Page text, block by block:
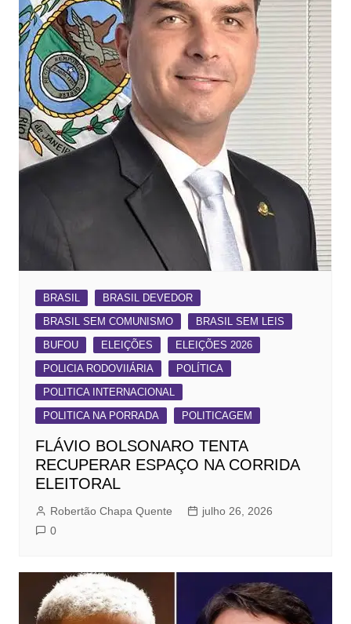
BRASIL
BRASIL DEVEDOR
BRASIL SEM COMUNISMO
BRASIL SEM LEIS
BUFOU
ELEIÇÕES
ELEIÇÕES 2026
POLICIA RODOVIIÁRIA
POLÍTICA
POLITICA INTERNACIONAL
POLITICA NA PORRADA
POLITICAGEM
FLÁVIO BOLSONARO TENTA
RECUPERAR ESPAÇO NA CORRIDA
ELEITORAL
Robertão Chapa Quente
julho 26, 2026
0